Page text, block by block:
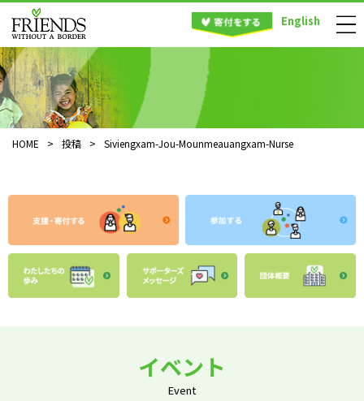
English
HOME > 投稿 > Siviengxam-Jou-Mounmeauangxam-Nurse
イベント
Event